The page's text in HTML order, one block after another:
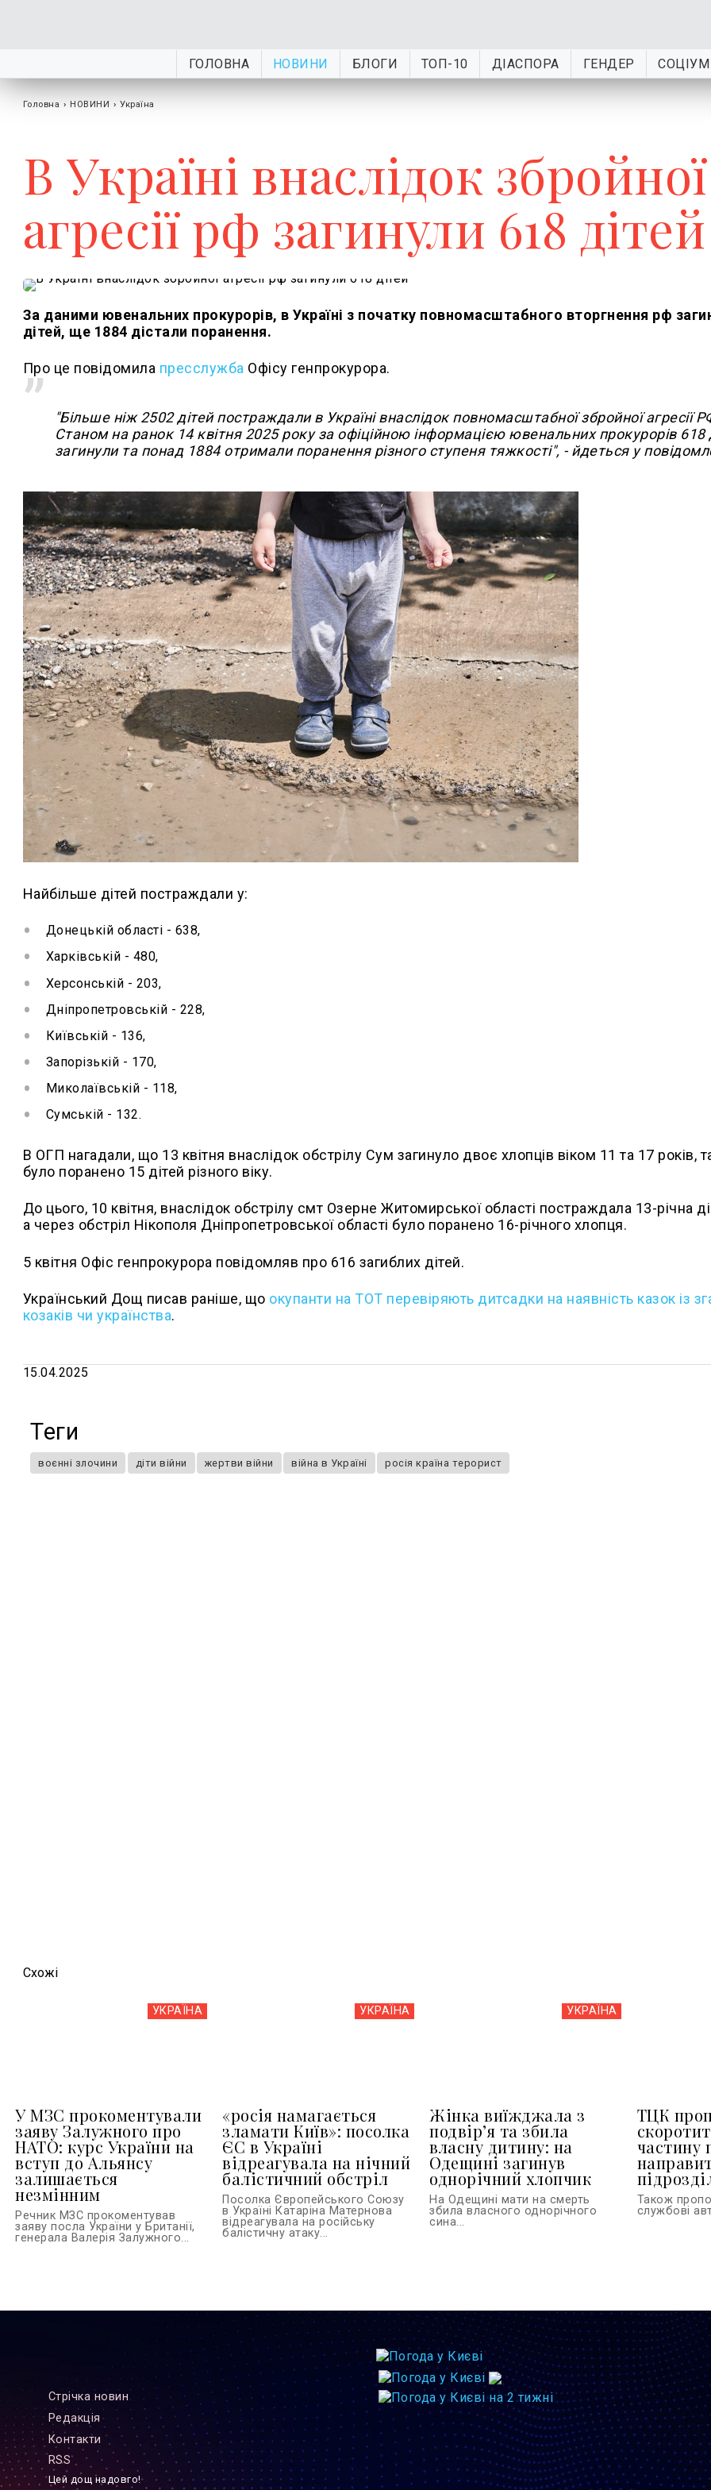
ГОЛОВНА НОВИНИ БЛОГИ ТОП-10 ДІАСПОРА ГЕНДЕР СОЦІУМ
Головна › НОВИНИ › Україна
В Україні внаслідок збройної
агресії рф загинули 618 дітей
За даними ювенальних прокурорів, в Україні з початку повномасштабного вторгнення рф
дітей, ще 1884 дістали поранення.
Про це повідомила пресслужба Офісу генпрокурора.
"Більше ніж 2502 дітей постраждали в Україні внаслідок повномасштабної збройної агресії
Станом на ранок 14 квітня 2025 року за офіційною інформацією ювенальних прокурорів 618
загинули та понад 1884 отримали поранення різного ступеня тяжкості", - йдеться у
Найбільше дітей постраждали у:
Донецькій області - 638,
Харківській - 480,
Херсонській - 203,
Дніпропетровській - 228,
Київській - 136,
Запорізькій - 170,
Миколаївській - 118,
Сумській - 132.
В ОГП нагадали, що 13 квітня внаслідок обстрілу Сум загинуло двоє хлопців віком 11 та 17 років,
було поранено 15 дітей різного віку.
До цього, 10 квітня, внаслідок обстрілу смт Озерне Житомирської області постраждала 13-річна
а через обстріл Нікополя Дніпропетровської області було поранено 16-річного хлопця.
5 квітня Офіс генпрокурора повідомляв про 616 загиблих дітей.
Український Дощ писав раніше, що окупанти на ТОТ перевіряють дитсадки на наявність казок із
козаків чи українства.
15.04.2025
Теги
воєнні злочини діти війни жертви війни війна в Україні росія країна терорист
Схожi
УКРАЇНА
У МЗС прокоментували
заяву Залужного про
НАТО: курс України на
вступ до Альянсу
залишається
незмінним
Речник МЗС прокоментував
заяву посла України у Британії,
генерала Валерія Залужного...
УКРАЇНА
«росія намагається
зламати Київ»: посолка
ЄС в Україні
відреагувала на нічний
балістичний обстріл
Посолка Європейського Союзу
в Україні Катаріна Матернова
відреагувала на російську
балістичну атаку...
УКРАЇНА
Жінка виїжджала з
подвір’я та збила
власну дитину: на
Одещині загинув
однорічний хлопчик
На Одещині мати на смерть
збила власного однорічного
сина...
ТЦК
частину
Також
службові
Стрiчка новин
Редакцiя
Контакти
RSS
Цей дощ надовго!